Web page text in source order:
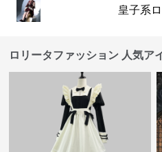
皇子系
ロリータファッション 人気ア